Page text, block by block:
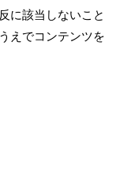
に該当しないこと
えでコンテンツを